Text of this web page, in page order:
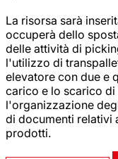
La risorsa sarà
occuperà dello
delle attività di
l'utilizzo di
elevatore con due e
carico e lo scarico
l'organizzazione
di documenti relativi
prodotti.